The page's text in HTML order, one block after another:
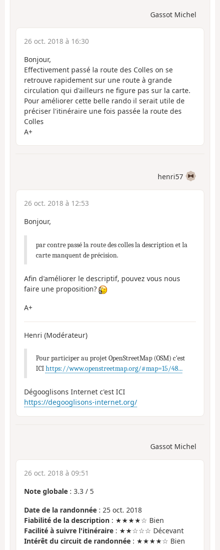
Gassot Michel
26 oct. 2018 à 16:30
Bonjour,
Effectivement passé la route des Colles on se
retrouve rapidement sur une route à grande
circulation qui d'ailleurs ne figure pas sur la carte.
Pour améliorer cette belle rando il serait utile de
préciser l'itinéraire une fois passée la route des
Colles
A+
henri57
26 oct. 2018 à 12:53
Bonjour,
par contre passé la route des colles la description et la
carte manquent de précision.
Afin d'améliorer le descriptif, pouvez vous nous
faire une proposition?
A+
Henri (Modérateur)
Pour participer au projet OpenStreetMap (OSM) c'est
ICIhttps://www.openstreetmap.org/#map=15/48...
Dégooglisons Internet c'est ICI
https://degooglisons-internet.org/
Gassot Michel
26 oct. 2018 à 09:51
Note globale : 3.3 / 5
Date de la randonnée : 25 oct. 2018
Fiabilité de la description : ★★★★☆ Bien
Facilité à suivre l'itinéraire : ★★☆☆☆ Décevant
Intérêt du circuit de randonnée : ★★★★☆ Bien